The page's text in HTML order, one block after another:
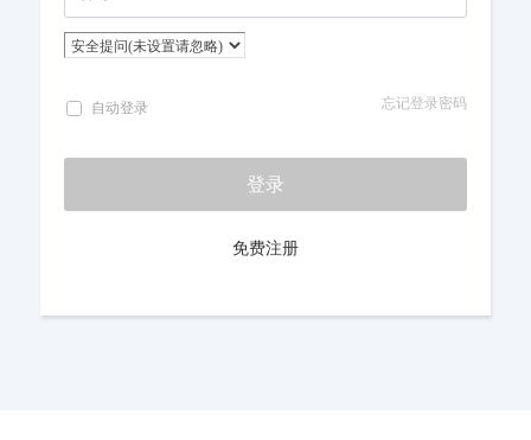
自动登录 忘记登录密码
登录
免费注册